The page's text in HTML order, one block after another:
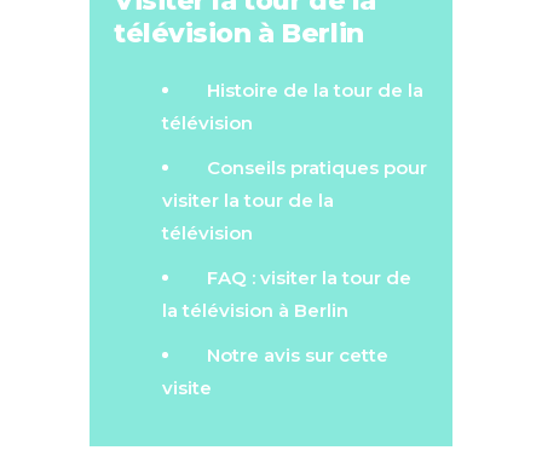
télévision à Berlin
Histoire de la tour de la
télévision
Conseils pratiques pour
visiter la tour de la
télévision
FAQ : visiter la tour de
la télévision à Berlin
Notre avis sur cette
visite